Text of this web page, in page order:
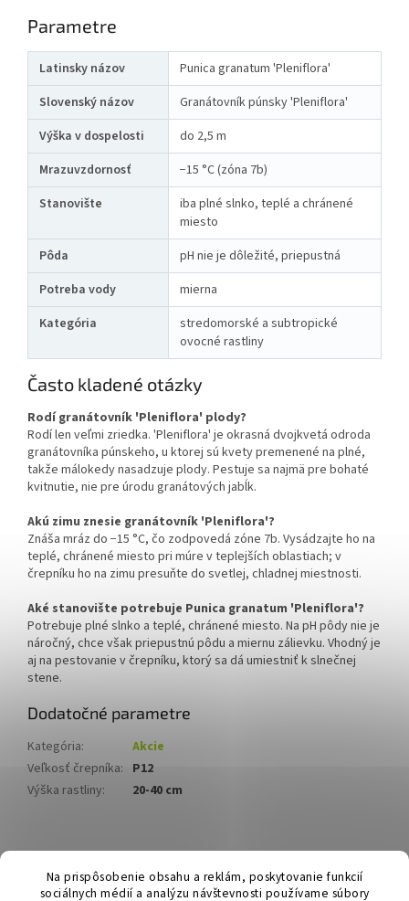
Na prispôsobenie obsahu a reklám, poskytovanie funkcií
sociálnych médií a analýzu návštevnosti používame súbory
Parametre
Latinsky názov
Punica granatum 'Pleniflora'
Slovenský názov
Granátovník púnsky 'Pleniflora'
Výška v dospelosti
do 2,5 m
Mrazuvzdornosť
−15 °C (zóna 7b)
Stanovište
iba plné slnko, teplé a chránené
miesto
Pôda
pH nie je dôležité, priepustná
Potreba vody
mierna
Kategória
stredomorské a subtropické
ovocné rastliny
Často kladené otázky
Rodí granátovník 'Pleniflora' plody?
Rodí len veľmi zriedka. 'Pleniflora' je okrasná dvojkvetá odroda
granátovníka púnskeho, u ktorej sú kvety premenené na plné,
takže málokedy nasadzuje plody. Pestuje sa najmä pre bohaté
kvitnutie, nie pre úrodu granátových jabĺk.
Akú zimu znesie granátovník 'Pleniflora'?
Znáša mráz do −15 °C, čo zodpovedá zóne 7b. Vysádzajte ho na
teplé, chránené miesto pri múre v teplejších oblastiach; v
črepníku ho na zimu presuňte do svetlej, chladnej miestnosti.
Aké stanovište potrebuje Punica granatum 'Pleniflora'?
Potrebuje plné slnko a teplé, chránené miesto. Na pH pôdy nie je
náročný, chce však priepustnú pôdu a miernu zálievku. Vhodný je
aj na pestovanie v črepníku, ktorý sa dá umiestniť k slnečnej
stene.
Dodatočné parametre
Kategória:
Akcie
Veľkosť črepníka: P12
Výška rastliny: 20-40 cm
á
Hurmikaki.com